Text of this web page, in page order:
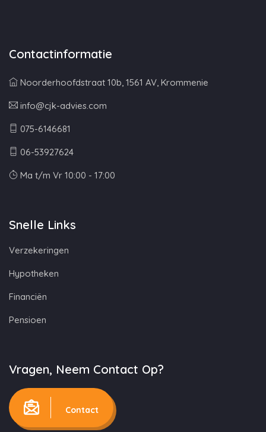
Contactinformatie
Noorderhoofdstraat 10b, 1561 AV, Krommenie
info@cjk-advies.com
075-6146681
06-53927624
Ma t/m Vr 10:00 - 17:00
Snelle Links
Verzekeringen
Hypotheken
Financiën
Pensioen
Vragen, Neem Contact Op?
Contact